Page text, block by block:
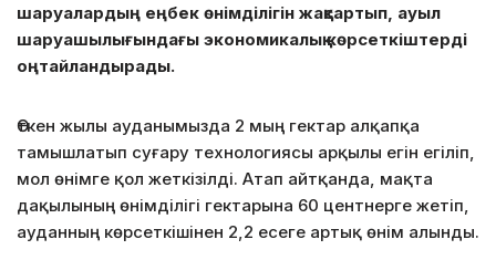
шаруалардың еңбек өнімділігін жақсартып, ауыл
шаруашылығындағы экономикалық көрсеткіштерді
оңтайландырады.
Өткен жылы ауданымызда 2 мың гектар алқапқа
тамышлатып суғару технологиясы арқылы егін егіліп,
мол өнімге қол жеткізілді. Атап айтқанда, мақта
дақылының өнімділігі гектарына 60 центнерге жетіп,
ауданның көрсеткішінен 2,2 есеге артық өнім алынды.